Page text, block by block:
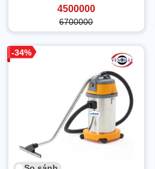
4500000
6700000
34